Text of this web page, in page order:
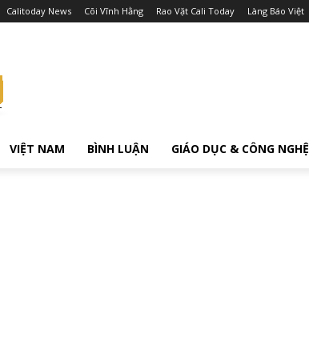
Calitoday News Cõi Vĩnh Hằng Rao Vặt Cali Today Làng Báo Việt
VIỆT NAM BÌNH LUẬN GIÁO DỤC & CÔNG NGHỆ